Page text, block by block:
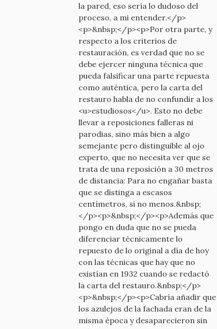
la pared, eso sería lo dudoso del
proceso, a mi entender.</p>
<p>&nbsp;</p><p>Por otra parte, y
respecto a los criterios de
restauración, es verdad que no se
debe ejercer ninguna técnica que
pueda falsificar una parte repuesta
como auténtica, pero la carta del
restauro habla de no confundir a los
<u>estudiosos</u>. Esto no debe
llevar a reposiciones falleras ni
parodias, sino más bien a algo
semejante pero distinguible al ojo
experto, que no necesita ver que se
trata de una reposición a 30 metros
de distancia: Para no engañar basta
que se distinga a escasos
centímetros, si no menos.&nbsp;
</p><p>&nbsp;</p><p>Además que
pongo en duda que no se pueda
diferenciar técnicamente lo
repuesto de lo original a día de hoy
con las técnicas que hay que no
existían en 1932 cuando se redactó
la carta del restauro.&nbsp;</p>
<p>&nbsp;</p><p>Cabría añadir que
los azulejos de la fachada eran de la
misma época y desaparecieron sin